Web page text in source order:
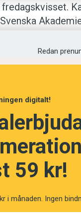
Redan
digitalt!
59 kr!
i månaden. Ingen